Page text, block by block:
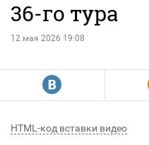
36-го тура
12 мая 2026 19:08
R
HTML-код вставки видео